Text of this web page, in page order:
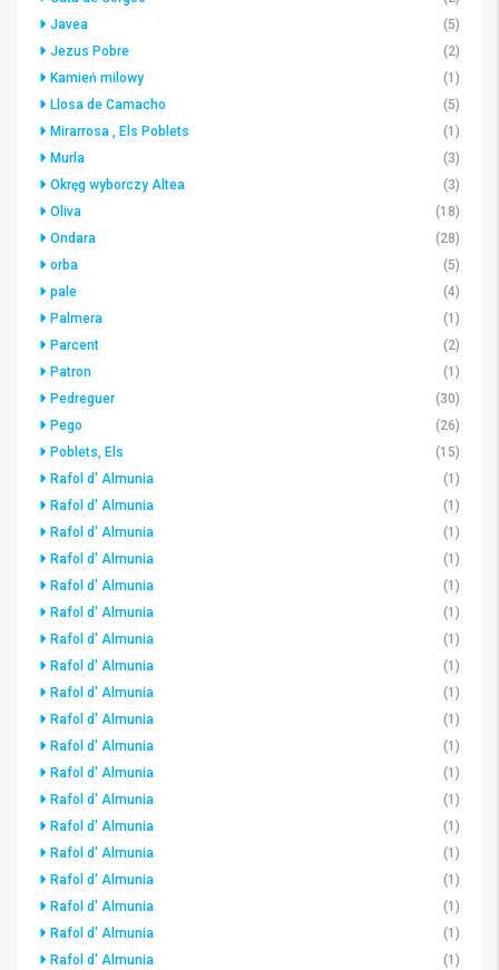
Javea
(5)
Jezus Pobre
(2)
Kamień milowy
(1)
Llosa de Camacho
(5)
Mirarrosa , Els Poblets
(1)
Murla
(3)
Okręg wyborczy Altea
(3)
Oliva
(18)
Ondara
(28)
orba
(5)
pale
(4)
Palmera
(1)
Parcent
(2)
Patron
(1)
Pedreguer
(30)
Pego
(26)
Poblets, Els
(15)
Rafol d' Almunia
(1)
Rafol d' Almunia
(1)
Rafol d' Almunia
(1)
Rafol d' Almunia
(1)
Rafol d' Almunia
(1)
Rafol d' Almunia
(1)
Rafol d' Almunia
(1)
Rafol d' Almunia
(1)
Rafol d' Almunia
(1)
Rafol d' Almunia
(1)
Rafol d' Almunia
(1)
Rafol d' Almunia
(1)
Rafol d' Almunia
(1)
Rafol d' Almunia
(1)
Rafol d' Almunia
(1)
Rafol d' Almunia
(1)
Rafol d' Almunia
(1)
Rafol d' Almunia
(1)
Rafol d' Almunia
(1)